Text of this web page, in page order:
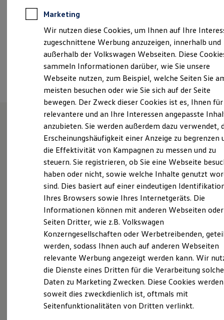
Reparatur & Service
Sommer-Special
Reparatur, Pflege & Inspektion
Servicetermin anfragen
Service-Vorteile bei Volkswagen Nutzfahrzeuge
ServicePlus
Economy Service
Räder & Reifen Service
Ersatzfahrzeuge
Notdienst und Pannenhilfe
Software, Konnektivität & Apps
California App
VW Connect für Ihren Transporter/Caravelle
VW Connect für Ihren Amarok
VW Connect für andere Modelle
Fleet Interface Data
Multistop Pathfinder
Übersicht Software Updates
Digitales Bordbuch
Fahrerassistenz- und Sicherheitssysteme
Kontrollleuchten
Kurzfahrprofile und Ölverdünnung
Batterieverordnung
XTL-Dieselkraftstoff
Ersatzteile und Betriebsflüssigkeiten
Original Zubehör und Lifestyle Produkte
myVolkswagen
myVolkswagen Business
Elektrisch & Autonom
Unser Ansatz
+49 2242 88960
Ansprechpartner
Termin vereinbaren
Unsere Leistungenim
Überblick
Service
ServicePlus
Volkswagen Economy
Service
Aktuelle Highlights
und Angebote
Marketing
Wir nutzen diese Cookies, um Ihnen auf Ihre
zugeschnittene Werbung anzuzeigen, innerhalb und
außerhalb der Volkswagen Webseiten. Diese
sammeln Informationen darüber, wie Sie unsere
Webseite nutzen, zum Beispiel, welche Seiten Sie
meisten besuchen oder wie Sie sich auf der Seite
bewegen. Der Zweck dieser Cookies ist es, Ihnen für
relevantere und an Ihre Interessen angepasste
anzubieten. Sie werden außerdem dazu verwendet,
Erscheinungshäufigkeit einer Anzeige zu begrenzen
die Effektivität von Kampagnen zu messen und zu
steuern. Sie registrieren, ob Sie eine Webseite
haben oder nicht, sowie welche Inhalte genutzt
sind. Dies basiert auf einer eindeutigen
Ihres Browsers sowie Ihres Internetgeräts. Die
Informationen können mit anderen Webseiten oder
Seiten Dritter, wie z.B. Volkswagen
Konzerngesellschaften oder Werbetreibenden,
werden, sodass Ihnen auch auf anderen Webseiten
relevante Werbung angezeigt werden kann. Wir
die Dienste eines Dritten für die Verarbeitung
Daten zu Marketing Zwecken. Diese Cookies
soweit dies zweckdienlich ist, oftmals mit
Seitenfunktionalitäten von Dritten verlinkt.